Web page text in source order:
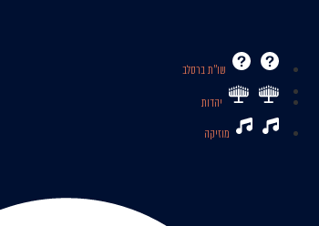
שו’’ת ברסלב
יהדות
מוזיקה